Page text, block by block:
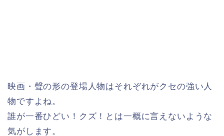
映画・聲の形の登場人物はそれぞれがクセの強い人
物ですよね。
誰が一番ひどい！クズ！とは一概に言えないような
気がします。